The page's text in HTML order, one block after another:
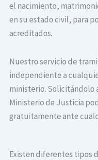
el nacimiento,
en su estado civil, para
acreditados.
Nuestro servicio de
independiente a
ministerio. Solicitándolo
Ministerio de Justicia
gratuitamente ante
Existen diferentes tipos